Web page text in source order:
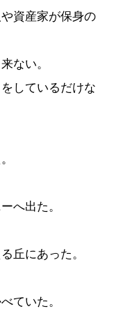
資産家が保身の
ない。
しているだけな
へ出た。
丘にあった。
ていた。